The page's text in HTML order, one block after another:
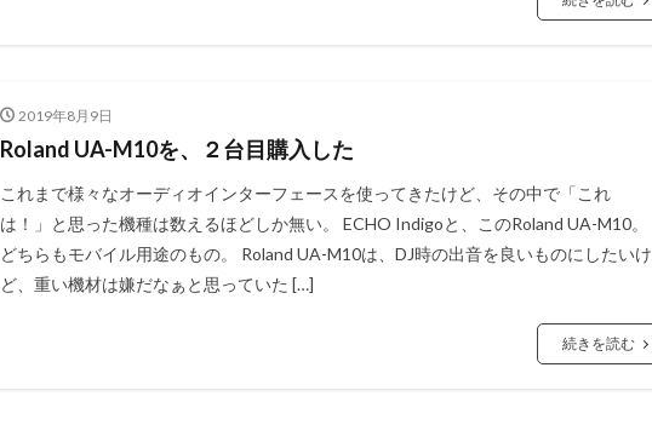
2019年8月9日
Roland UA-M10を、２台目購入した
これまで様々なオーディオインターフェースを使ってきたけど、その中で「これ
は！」と思った機種は数えるほどしか無い。 ECHO Indigoと、このRoland UA-M10。
どちらもモバイル用途のもの。 Roland UA-M10は、DJ時の出音を良いものにしたいけ
ど、重い機材は嫌だなぁと思っていた […]
続きを読む